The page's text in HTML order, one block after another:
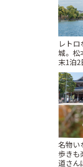
レト
城。松
末1泊
名物い
歩きも
道さん